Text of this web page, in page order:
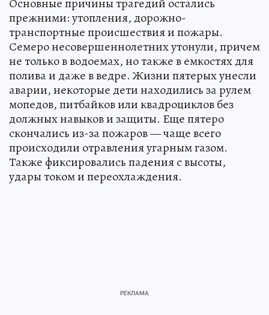
прежними: утопления, дорожно-
транспортные происшествия и пожары.
Семеро несовершеннолетних утонули, причем
не только в водоемах, но также в емкостях для
полива и даже в ведре. Жизни пятерых унесли
аварии, некоторые дети находились за рулем
мопедов, питбайков или квадроциклов без
должных навыков и защиты. Еще пятеро
скончались из-за пожаров — чаще всего
происходили отравления угарным газом.
Также фиксировались падения с высоты,
удары током и переохлаждения.